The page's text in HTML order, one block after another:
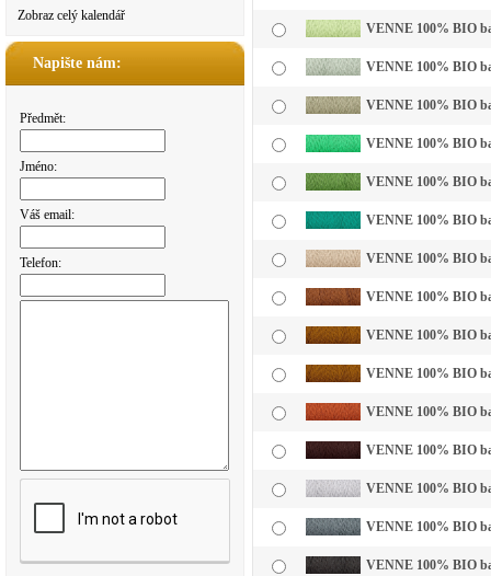
Zobraz celý kalendář
Napište nám:
Předmět:
Jméno:
Váš email:
Telefon:
VENNE 100% BIO
VENNE 100% BIO
VENNE 100% BIO
VENNE 100% BIO
VENNE 100% BIO
VENNE 100% BIO
VENNE 100% BIO
VENNE 100% BIO
VENNE 100% BIO
VENNE 100% BIO
VENNE 100% BIO
VENNE 100% BIO
VENNE 100% BIO
VENNE 100% BIO
VENNE 100% BIO